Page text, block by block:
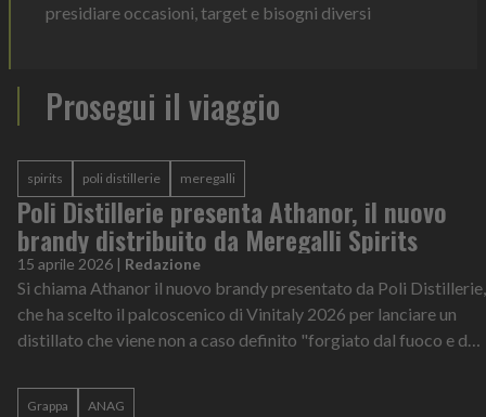
presidiare occasioni, target e bisogni diversi
Prosegui il viaggio
spirits poli distillerie meregalli
Poli Distillerie presenta Athanor, il nuovo
brandy distribuito da Meregalli Spirits
15 aprile 2026 | Redazione
Si chiama Athanor il nuovo brandy presentato da Poli Distillerie,
che ha scelto il palcoscenico di Vinitaly 2026 per lanciare un
distillato che viene non a caso definito "forgiato dal fuoco e dal
Grappa ANAG